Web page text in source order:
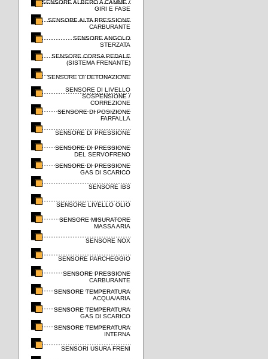
SENSORE ALBERO A CAMME /
GIRI E FASE
SENSORE ALTA PRESSIONE
CARBURANTE
SENSORE ANGOLO
STERZATA
SENSORE CORSA PEDALE
(SISTEMA FRENANTE)
SENSORE DI DETONAZIONE
SENSORE DI LIVELLO
SOSPENSIONE /
CORREZIONE
SENSORE DI POSIZIONE
FARFALLA
SENSORE DI PRESSIONE
SENSORE DI PRESSIONE
DEL SERVOFRENO
SENSORE DI PRESSIONE
GAS DI SCARICO
SENSORE IBS
SENSORE LIVELLO OLIO
SENSORE MISURATORE
MASSA ARIA
SENSORE NOX
SENSORE PARCHEGGIO
SENSORE PRESSIONE
CARBURANTE
SENSORE TEMPERATURA
ACQUA/ARIA
SENSORE TEMPERATURA
GAS DI SCARICO
SENSORE TEMPERATURA
INTERNA
SENSORI USURA FRENI